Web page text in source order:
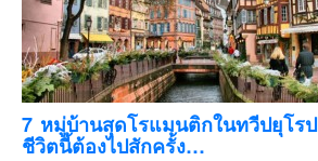
ทริปต่างประเทศ
ยุโรป
รัสเซีย
อิตาลี
ตุรกี-ตุรเคีย
7 หมู่บ้านสุดโรแมนติกในทวีปยุโร
ชีวิตนี้ต้องไปสักครั้ง…